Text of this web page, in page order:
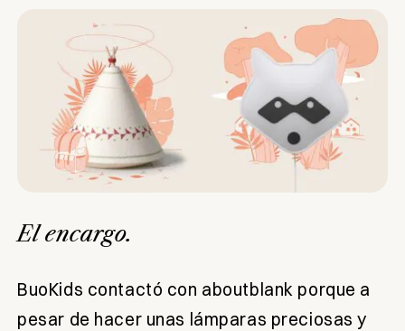
El encargo.
BuoKids contactó con aboutblank porque a
pesar de hacer unas lámparas preciosas y